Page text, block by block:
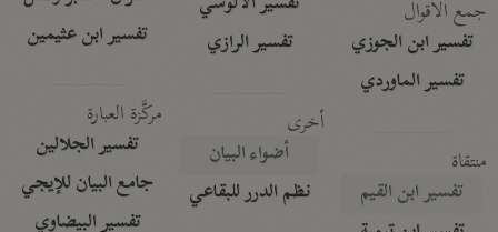
جمع الأقوال
تفسير ابن الجوزي
تفسير الماوردي
منتقاة
تفسير ابن القيم
تفسير الرازي
أخرى
أضواء البيان
نظم الدرر للبقاعي
تفسير ابن عثيمين
مركَّزة العبارة
تفسير الجلالين
جامع البيان للإيجي
تفسير البيضاوي